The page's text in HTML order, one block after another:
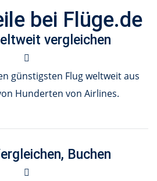
bei Flüge.de
vergleichen
günstigsten Flug weltweit aus
Hunderten von Airlines.
Buchen